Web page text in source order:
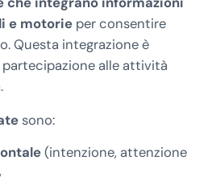
e motorieper consentire
Questa integrazione è
alle attività
sono:
(intenzione, attenzione